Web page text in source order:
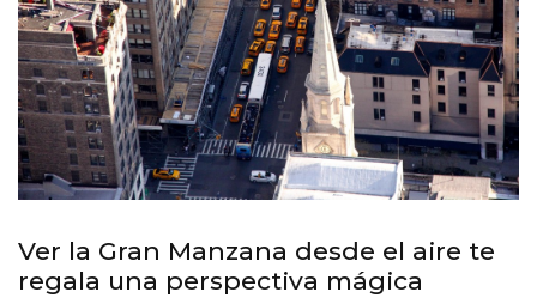
Ver la Gran Manzana desde el aire te
regala una perspectiva mágica